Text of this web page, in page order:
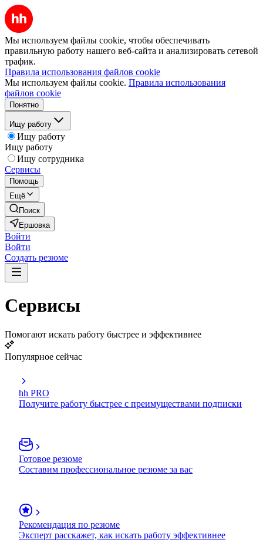
Мы используем файлы cookie, чтобы обеспечивать
правильную работу нашего веб-сайта и анализировать сетевой
трафик.
Правила использования файлов cookie
Мы используем файлы cookie. Правила использования
файлов cookie
Понятно
Ищу работу
Ищу работу
Ищу работу
Ищу сотрудника
Сервисы
Помощь
Ещё
Поиск
Ершовка
Войти
Войти
Создать резюме
Сервисы
Помогают искать работу быстрее и эффективнее
Популярное сейчас
hh PRO
Получите работу быстрее с преимуществами подписки
Готовое резюме
Составим профессиональное резюме за вас
Рекомендация по резюме
Эксперт расскажет, как искать работу эффективнее